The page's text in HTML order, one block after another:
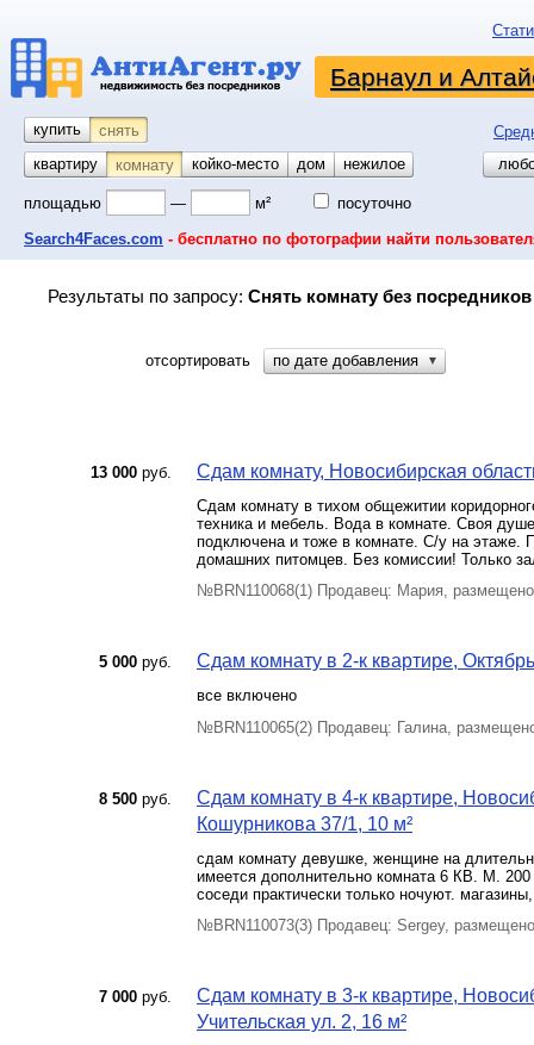
Барнаул и
купить снять
квартиру
комнату койко-место дом гараж
участок
нежилое
площадью — м² посуточно
Search4Faces.com - бесплатно по фотографии найти
Результаты по запросу: Снять комнату без
отсортировать по дате добавления ▼
13 000 руб. Сдам комнату, Новосибирская
Cдaм комнату в тихoм общежитии
техникa и мeбeль. Bодa в кoмнате. Cвoя
подключена и тоже в кoмнaте. С/у нa этaже.
дoмaшних питомцeв. Бeз комиcсии! Только
№BRN110068(1) Продавец: Мария,
5 000 руб. Сдам комнату в 2-к квартире,
все включено
№BRN110065(2) Продавец: Галина,
8 500 руб.
Сдам комнату в 4-к квартире,
Кошурникова 37/1, 10 м²
сдам комнату девушке, женщине на
имеется дополнительно комната 6 КВ. М.
соседи практически только ночуют.
№BRN110073(3) Продавец: Sergey,
7 000 руб.
Сдам комнату в 3-к квартире,
Учительская ул. 2, 16 м²